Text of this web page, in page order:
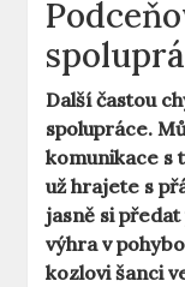
Další častou
spolupráce.
komunikace s
už hrajete s
jasně si
výhra v
kozlovi šanci